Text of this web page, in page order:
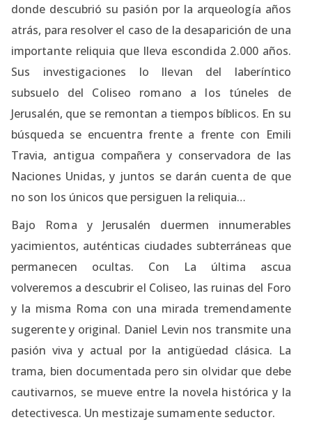
donde descubrió su pasión por la arqueología años
atrás, para resolver el caso de la desaparición de una
importante reliquia que lleva escondida 2.000 años.
Sus investigaciones lo llevan del laberíntico
subsuelo del Coliseo romano a los túneles de
Jerusalén, que se remontan a tiempos bíblicos. En su
búsqueda se encuentra frente a frente con Emili
Travia, antigua compañera y conservadora de las
Naciones Unidas, y juntos se darán cuenta de que
no son los únicos que persiguen la reliquia…
Bajo Roma y Jerusalén duermen innumerables
yacimientos, auténticas ciudades subterráneas que
permanecen ocultas. Con La última ascua
volveremos a descubrir el Coliseo, las ruinas del Foro
y la misma Roma con una mirada tremendamente
sugerente y original. Daniel Levin nos transmite una
pasión viva y actual por la antigüedad clásica. La
trama, bien documentada pero sin olvidar que debe
cautivarnos, se mueve entre la novela histórica y la
detectivesca. Un mestizaje sumamente seductor.